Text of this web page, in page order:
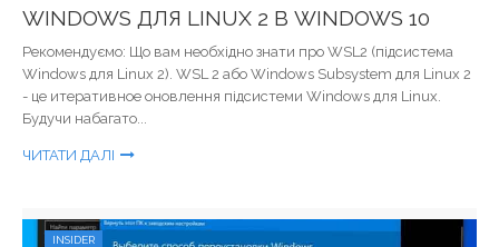
WINDOWS ДЛЯ LINUX 2 В WINDOWS 10
Рекомендуємо: Що вам необхідно знати про WSL2 (підсистема
Windows для Linux 2). WSL 2 або Windows Subsystem для Linux 2
- це итеративное оновлення підсистеми Windows для Linux.
Будучи набагато...
ЧИТАТИ ДАЛІ
INSIDER